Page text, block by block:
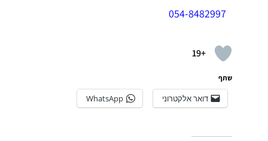
054-8482997
+19
שתף
דואר אלקטרוני WhatsApp